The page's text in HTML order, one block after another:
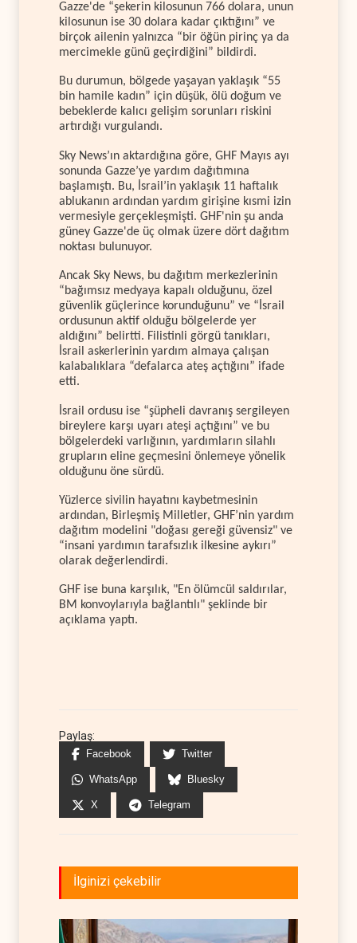
Gazze'de “şekerin kilosunun 766 dolara, unun
kilosunun ise 30 dolara kadar çıktığını” ve
birçok ailenin yalnızca “bir öğün pirinç ya da
mercimekle günü geçirdiğini” bildirdi.
Bu durumun, bölgede yaşayan yaklaşık “55
bin hamile kadın” için düşük, ölü doğum ve
bebeklerde kalıcı gelişim sorunları riskini
artırdığı vurgulandı.
Sky News’ın aktardığına göre, GHF Mayıs ayı
sonunda Gazze’ye yardım dağıtımına
başlamıştı. Bu, İsrail’in yaklaşık 11 haftalık
ablukanın ardından yardım girişine kısmi izin
vermesiyle gerçekleşmişti. GHF'nin şu anda
güney Gazze'de üç olmak üzere dört dağıtım
noktası bulunuyor.
Ancak Sky News, bu dağıtım merkezlerinin
“bağımsız medyaya kapalı olduğunu, özel
güvenlik güçlerince korunduğunu” ve “İsrail
ordusunun aktif olduğu bölgelerde yer
aldığını” belirtti. Filistinli görgü tanıkları,
İsrail askerlerinin yardım almaya çalışan
kalabalıklara “defalarca ateş açtığını” ifade
etti.
İsrail ordusu ise “şüpheli davranış sergileyen
bireylere karşı uyarı ateşi açtığını” ve bu
bölgelerdeki varlığının, yardımların silahlı
grupların eline geçmesini önlemeye yönelik
olduğunu öne sürdü.
Yüzlerce sivilin hayatını kaybetmesinin
ardından, Birleşmiş Milletler, GHF’nin yardım
dağıtım modelini "doğası gereği güvensiz" ve
“insani yardımın tarafsızlık ilkesine aykırı”
olarak değerlendirdi.
GHF ise buna karşılık, "En ölümcül saldırılar,
BM konvoylarıyla bağlantılı" şeklinde bir
açıklama yaptı.
Paylaş:
Facebook Twitter
WhatsApp Bluesky
X Telegram
İlginizi çekebilir